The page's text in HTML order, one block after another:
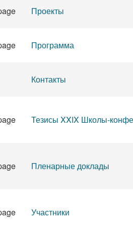
Проекты
Программа
Контакты
Тезисы XXIX Школы-
Пленарные доклады
Участники